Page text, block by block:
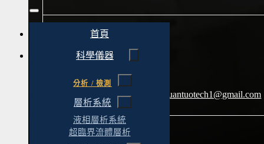
首頁
科學儀器
分析 / 檢測
層析系統
液相層析系統
超臨界流體層析
E-mail
client@yt-technology.com yuantuotech1@gmail.com